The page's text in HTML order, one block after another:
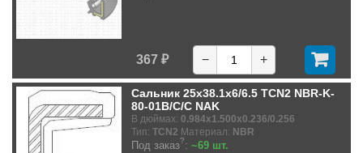
367 ₽ − +
Сальник 25x38.1x6/6.5 TCN2 NBR-K-
80-01B/C/C NAK
В дюймах: 0.984x1.500x0.236/0.256
Тип: TCN2 Материал: NBR
Под заказ?: ~69 шт.